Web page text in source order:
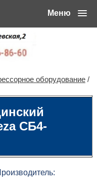
Меню
оборудование/
СБ4-